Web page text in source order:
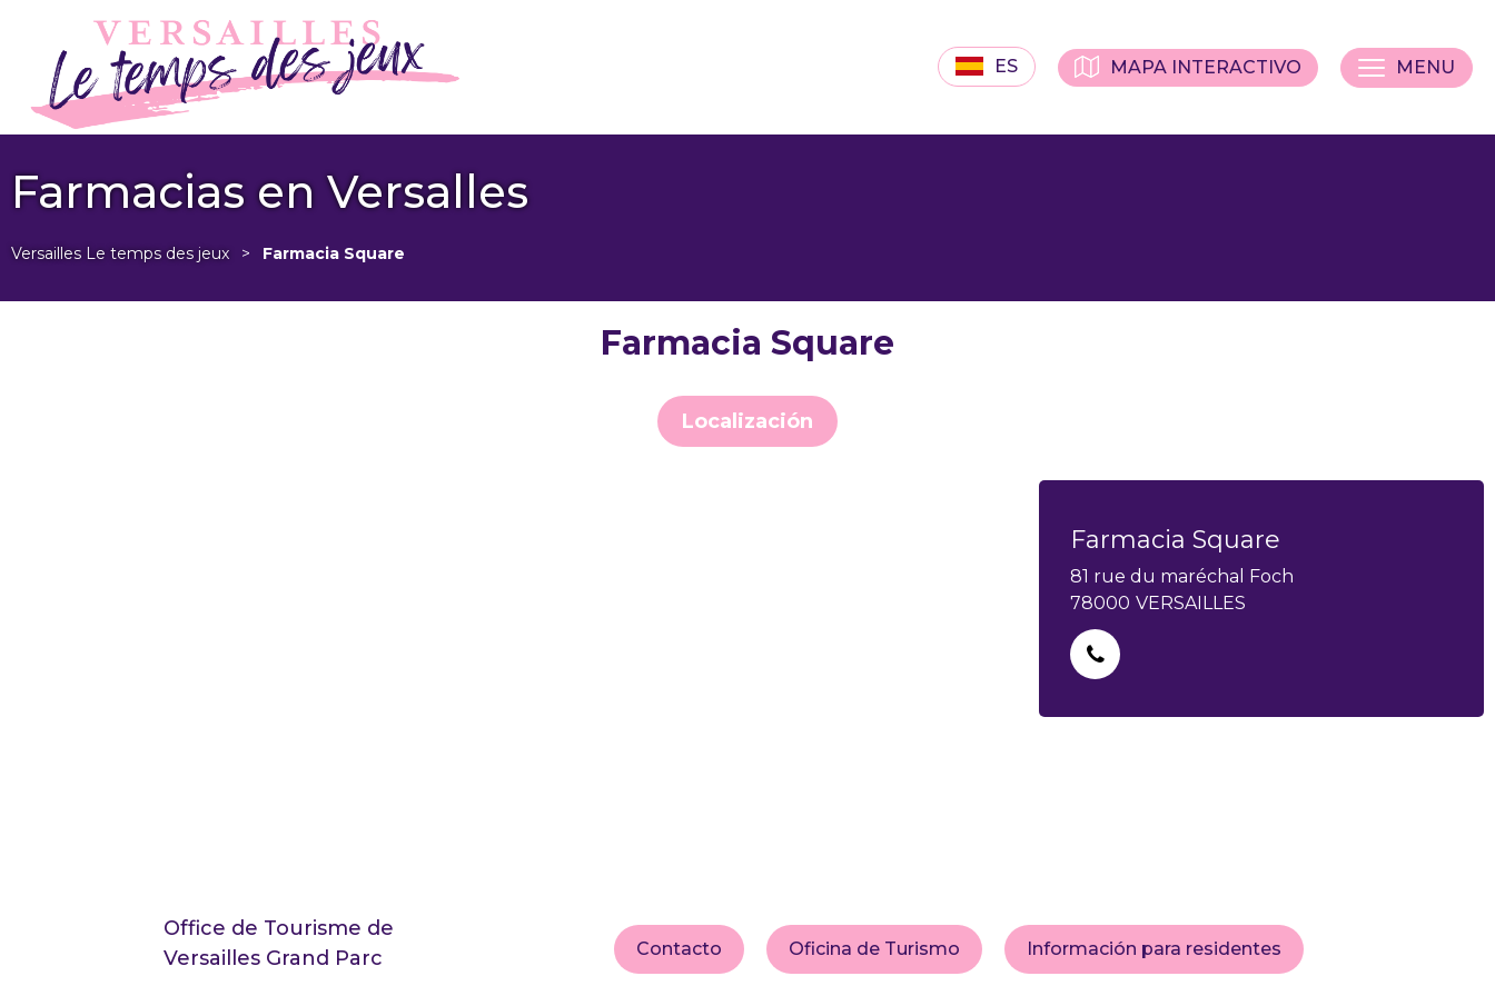
ES MAPA INTERACTIVO MENU
Farmacias en Versalles
Versailles Le temps des jeux > Farmacia Square
Farmacia Square
Localización
Farmacia Square
81 rue du maréchal Foch
78000 VERSAILLES
Office de Tourisme de
Versailles Grand Parc
Contacto Oficina de Turismo Información para residentes